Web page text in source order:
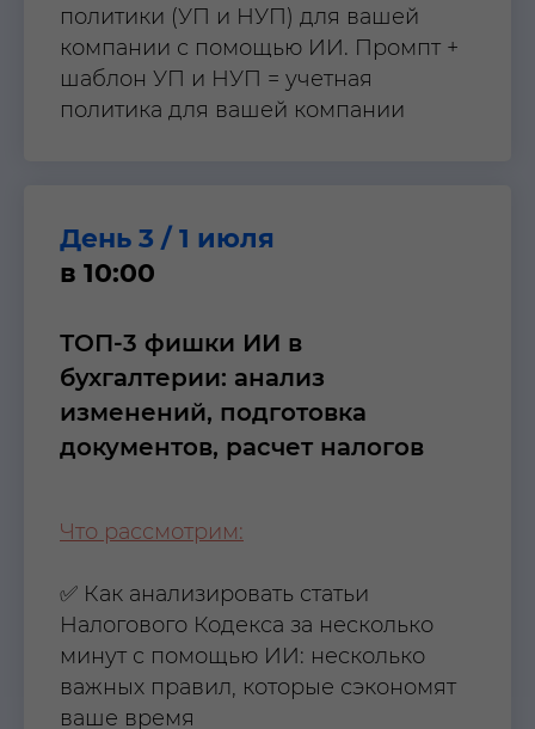
политики (УП и НУП) для вашей
компании с помощью ИИ. Промпт +
шаблон УП и НУП = учетная
политика для вашей компании
День 3 / 1 июля
в 10:00
ТОП-3 фишки ИИ в
бухгалтерии: анализ
изменений, подготовка
документов, расчет налогов
Что рассмотрим:
✅ Как анализировать статьи
Налогового Кодекса за несколько
минут с помощью ИИ: несколько
важных правил, которые сэкономят
ваше время